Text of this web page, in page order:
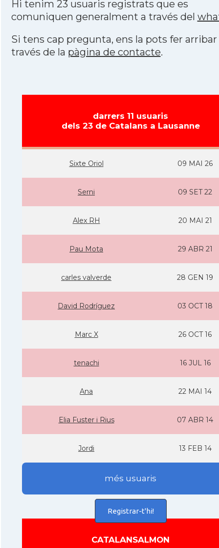
Hi tenim 23 usuaris registrats que es
comuniquen generalment a través del
Si tens cap pregunta, ens la pots fer arribar
través de la pàgina de contacte.
darrers 11 usuaris
dels 23 de Catalans a Lausanne
Sixte Oriol 09 MAI 26
Serni 09 SET 22
Alex RH 20 MAI 21
Pau Mota 29 ABR 21
carles valverde 28 GEN 19
David Rodrí­guez 03 OCT 18
Marc X 26 OCT 16
tenachi 16 JUL 16
Ana 22 MAI 14
Elia Fuster i Rius 07 ABR 14
Jordi 13 FEB 14
més usuaris
Registrar-t'hi!
CATALANSALMON